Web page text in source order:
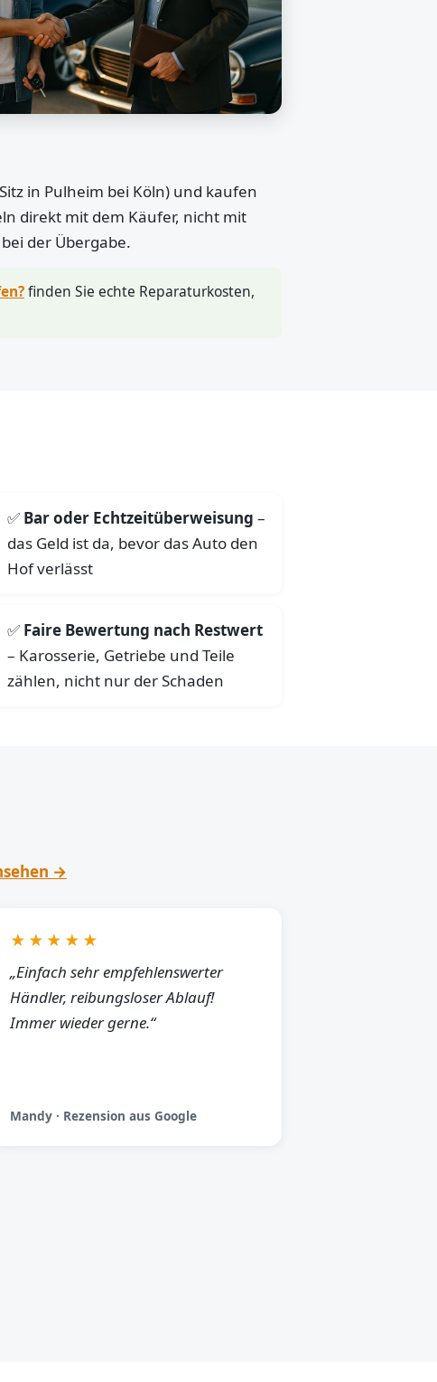
in Pulheim bei Köln) und kaufen
direkt mit dem Käufer, nicht mit
der Übergabe.
finden Sie echte Reparaturkosten,
Bar oder Echtzeitüberweisung –
das Geld ist da, bevor das Auto den
Hof verlässt
Faire Bewertung nach Restwert
– Karosserie, Getriebe und Teile
zählen, nicht nur der Schaden
→
★★★★★
„Einfach sehr empfehlenswerter
Händler, reibungsloser Ablauf!
Immer wieder gerne.“
Mandy · Rezension aus Google